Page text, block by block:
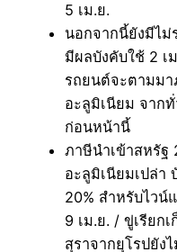
5 เม.ย.
นอกจากนี้ยังมีไม่
มีผลบังคับใช้ 2 เ
รถยนต์จะตามมา
อะลูมิเนียม จาก
ก่อนหน้านี้
ภาษีนำเข้าสหรัฐ
อะลูมิเนียมเปล่า
20% สำหรับไวน์
9 เม.ย. / ขู่เรียก
สุราจากยุโรปยัง